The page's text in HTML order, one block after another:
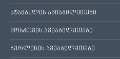
სტამბულის ავიაბილეთები
მოსკოვის ავიაბილეთები
ბერლინის ავიაბილეთები